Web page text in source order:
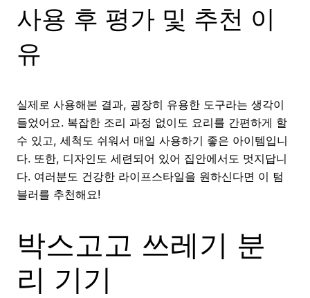
사용 후 평가 및 추천 이
유
실제로 사용해본 결과, 굉장히 유용한 도구라는 생각이
들었어요. 복잡한 조리 과정 없이도 요리를 간편하게 할
수 있고, 세척도 쉬워서 매일 사용하기 좋은 아이템입니
다. 또한, 디자인도 세련되어 있어 집안에서도 멋지답니
다. 여러분도 건강한 라이프스타일을 원하신다면 이 텀
블러를 추천해요!
박스고고 쓰레기 분
리 기기